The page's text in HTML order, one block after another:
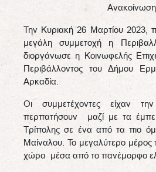
Ανακοίνωση
Την Κυριακή 26 Μαρτίου 2023,
μεγάλη συμμετοχή η
διοργάνωσε η Κοινωφελής
Περιβάλλοντος του Δήμου
Αρκαδία.
Οι συμμετέχοντες είχαν
περπατήσουν μαζί με τα
Τρίπολης σε ένα από τα πιο
Mαίναλου. Το μεγαλύτερο
χώρα μέσα από το πανέμορφο